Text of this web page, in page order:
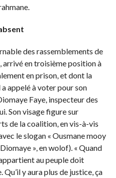
des rassemblements de
arrivé en troisième position à
en prison, et dont la
appelé à voter pour son
Faye, inspecteur des
Son visage figure sur
de la coalition, en vis-à-vis
le slogan « Ousmane mooy
», en wolof). « Quand
au peuple doit
y aura plus de justice, ça